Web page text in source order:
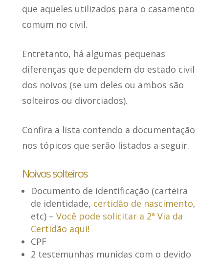
que aqueles utilizados para o casamento
comum no civil.
Entretanto, há algumas pequenas
diferenças que dependem do estado civil
dos noivos (se um deles ou ambos são
solteiros ou divorciados).
Confira a lista contendo a documentação
nos tópicos que serão listados a seguir.
Noivos solteiros
Documento de identificação (carteira
de identidade, certidão de nascimento,
etc) – Você pode solicitar a 2ª Via da
Certidão aqui!
CPF
2 testemunhas munidas com o devido